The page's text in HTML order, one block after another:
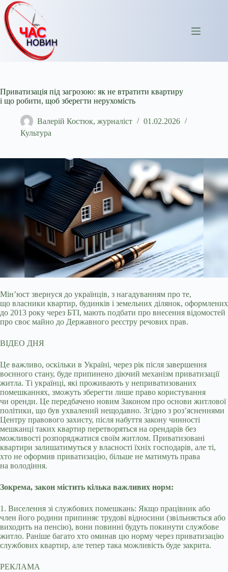
Перейти
до
вмісту
Приватизація під загрозою: як не втратити квартиру
і що робити, щоб зберегти нерухомість
Валерій Костюк, журналіст
01.02.2026
Культура
Мін’юст звернуся до українців, з нагадуванням про те,
що власники квартир, будинків і земельних ділянок, оформлених
до 2013 року через БТІ, мають подбати про внесення відомостей
про своє майно до Державного реєстру речових прав.
ВІДЕО ДНЯ
Це важливо, оскільки в Україні, через рік після завершення
воєнного стану, буде припинено діючий механізм приватизації
житла. Ті українці, які проживають у неприватизованих
помешканнях, зможуть зберегти лише право користування
чи оренди. Це передбачено новим Законом про основи житлової
політики, що був ухвалений нещодавно. Згідно з роз’ясненнями
Центру правового захисту, після набуття закону чинності
мешканці таких квартир перетворяться на орендарів без
можливості розпоряджатися своїм житлом. Приватизовані
квартири залишатимуться у власності їхніх господарів, але ті,
хто не оформив приватизацію, більше не матимуть права
на володіння.
Зокрема, закон містить кілька важливих норм:
1. Виселення зі службових помешкань: Якщо працівник або
член його родини припиняє трудові відносини (звільняється або
виходить на пенсію), вони повинні будуть покинути службове
житло. Раніше багато хто оминав цю норму через приватизацію
службових квартир, але тепер така можливість буде закрита.
РЕКЛАМА